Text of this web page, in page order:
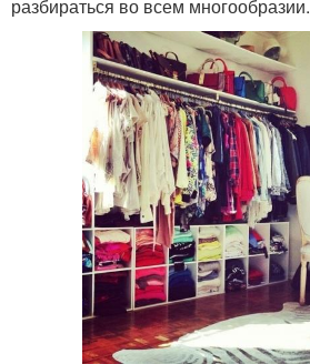
разбираться во всем многообразии.